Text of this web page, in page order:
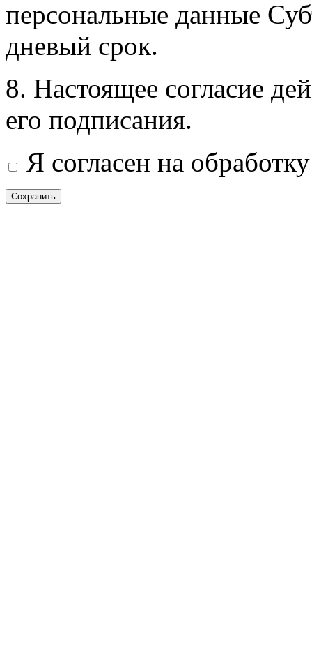
персональные данные
дневый срок.
8. Настоящее согласие
его подписания.
Я согласен на